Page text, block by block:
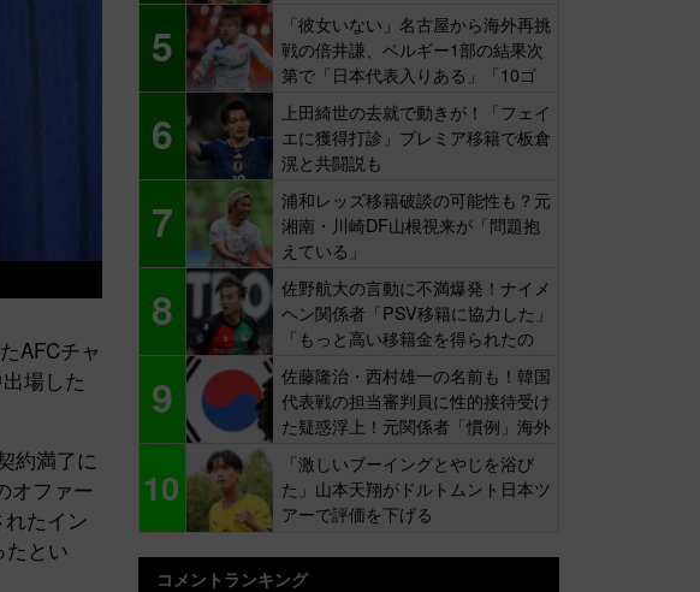
AFCチャ
場した
約満了に
オファー
たイン
とい
5
「彼女いない」名古屋から海外再挑
戦の倍井謙、ベルギー1部の結果次
第で「日本代表入りある」「10ゴ
ール目標」
6
上田綺世の去就で動きが！「フェイ
エに獲得打診」プレミア移籍で板倉
滉と共闘説も
7
浦和レッズ移籍破談の可能性も？元
湘南・川崎DF山根視来が「問題抱
えている」
8
佐野航大の言動に不満爆発！ナイメ
ヘン関係者「PSV移籍に協力した」
「もっと高い移籍金を得られたの
に…」
9
佐藤隆治・西村雄一の名前も！韓国
代表戦の担当審判員に性的接待受け
た疑惑浮上！元関係者「慣例」海外
報道
10
「激しいブーイングとやじを浴び
た」山本天翔がドルトムント日本ツ
アーで評価を下げる
コメントランキング